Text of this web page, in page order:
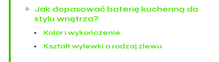
Jak dopasować baterię kuchenną do
stylu wnętrza?
Kolor i wykończenie
Kształt wylewki a rodzaj zlewu